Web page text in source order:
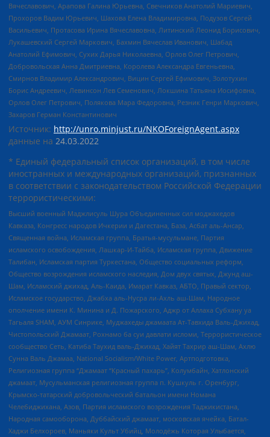
Вячеславович, Арапова Галина Юрьевна, Свечников Анатолий Мариевич,
Прохоров Вадим Юрьевич, Шахова Елена Владимировна, Подузов Сергей
Васильевич, Протасова Ирина Вячеславовна, Литинский Леонид Борисович,
Лукашевский Сергей Маркович, Бахмин Вячеслав Иванович, Шабад
Анатолий Ефимович, Сухих Дарья Николаевна, Орлов Олег Петрович,
Добровольская Анна Дмитриевна, Королева Александра Евгеньевна,
Смирнов Владимир Александрович, Вицин Сергей Ефимович, Золотухин
Борис Андреевич, Левинсон Лев Семенович, Локшина Татьяна Иосифовна,
Орлов Олег Петрович, Полякова Мара Федоровна, Резник Генри Маркович,
Захаров Герман Константинович
Источник: http://unro.minjust.ru/NKOForeignAgent.aspx
данные на 24.03.2022
* Единый федеральный список организаций, в том числе
иностранных и международных организаций, признанных
в соответствии с законодательством Российской Федерации
террористическими:
Высший военный Маджлисуль Шура Объединенных сил моджахедов
Кавказа, Конгресс народов Ичкерии и Дагестана, База, Асбат аль-Ансар,
Священная война, Исламская группа, Братья-мусульмане, Партия
исламского освобождения, Лашкар-И-Тайба, Исламская группа, Движение
Талибан, Исламская партия Туркестана, Общество социальных реформ,
Общество возрождения исламского наследия, Дом двух святых, Джунд аш-
Шам, Исламский джихад, Аль-Каида, Имарат Кавказ, АБТО, Правый сектор,
Исламское государство, Джабха аль-Нусра ли-Ахль аш-Шам, Народное
ополчение имени К. Минина и Д. Пожарского, Аджр от Аллаха Субхану уа
Тагьаля SHAM, АУМ Синрике, Муджахеды джамаата Ат-Тавхида Валь-Джихад,
Чистопольский Джамаат, Рохнамо ба суи давлати исломи, Террористическое
сообщество Сеть, Катиба Таухид валь-Джихад, Хайят Тахрир аш-Шам, Ахлю
Сунна Валь Джамаа, National Socialism/White Power, Артподготовка,
Религиозная группа “Джамаат “Красный пахарь”, Колумбайн, Хатлонский
джамаат, Мусульманская религиозная группа п. Кушкуль г. Оренбург,
Крымско-татарский добровольческий батальон имени Номана
Челебиджихана, Азов, Партия исламского возрождения Таджикистана,
Народная самооборона, Дуббайский джамаат, московская ячейка, Батал-
Хаджи Белхороев, Маньяки Культ Убийц, Молодёжь Которая Улыбается,